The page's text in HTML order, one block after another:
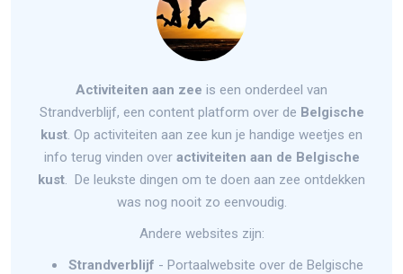
Activiteiten aan zee is een onderdeel van
Strandverblijf, een content platform over de Belgische
kust. Op activiteiten aan zee kun je handige weetjes en
info terug vinden over activiteiten aan de Belgische
kust. De leukste dingen om te doen aan zee ontdekken
was nog nooit zo eenvoudig.
Andere websites zijn:
Strandverblijf - Portaalwebsite over de Belgische